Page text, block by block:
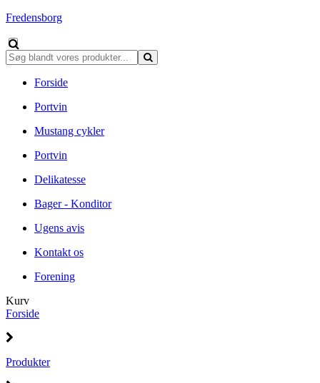
Fredensborg
Forside
Portvin
Mustang cykler
Portvin
Delikatesse
Bager - Konditor
Ugens avis
Kontakt os
Forening
Kurv
Forside
Produkter